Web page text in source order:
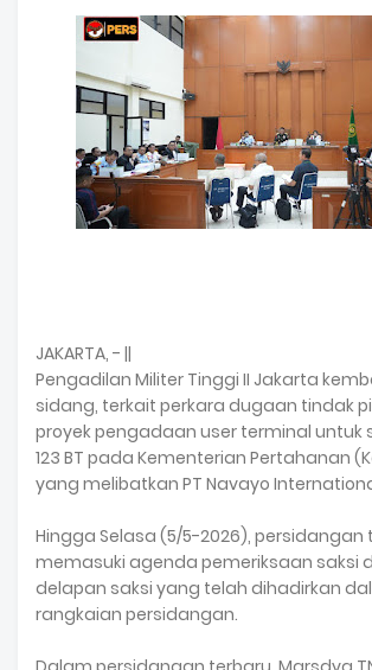
JAKARTA, - ||
Pengadilan Militer Tinggi II Jakarta
sidang, terkait perkara dugaan tindak
proyek pengadaan user terminal untuk
123 BT pada Kementerian Pertahanan
yang melibatkan PT Navayo
Hingga Selasa (5/5-2026), persidangan
memasuki agenda pemeriksaan saksi
delapan saksi yang telah dihadirkan
rangkaian persidangan.